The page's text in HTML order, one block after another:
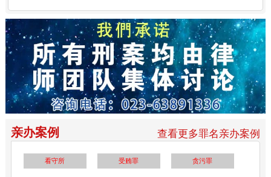
亲办案例 查看更多罪名亲办案例
看守所 受贿罪 贪污罪